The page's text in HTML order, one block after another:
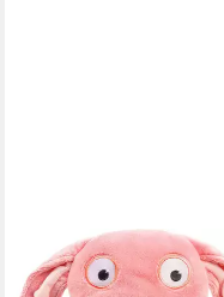
SCHMIDT SPIELE
Plüschfigur Sorgenfresser